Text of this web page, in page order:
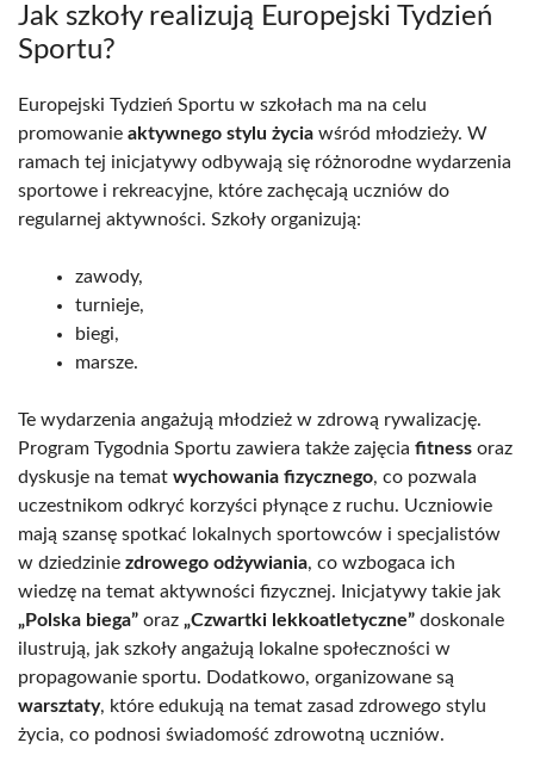
Jak szkoły realizują Europejski Tydzień
Sportu?
Europejski Tydzień Sportu w szkołach ma na celu
promowanie aktywnego stylu życia wśród młodzieży. W
ramach tej inicjatywy odbywają się różnorodne wydarzenia
sportowe i rekreacyjne, które zachęcają uczniów do
regularnej aktywności. Szkoły organizują:
zawody,
turnieje,
biegi,
marsze.
Te wydarzenia angażują młodzież w zdrową rywalizację.
Program Tygodnia Sportu zawiera także zajęcia fitness oraz
dyskusje na temat wychowania fizycznego, co pozwala
uczestnikom odkryć korzyści płynące z ruchu. Uczniowie
mają szansę spotkać lokalnych sportowców i specjalistów
w dziedzinie zdrowego odżywiania, co wzbogaca ich
wiedzę na temat aktywności fizycznej. Inicjatywy takie jak
„Polska biega” oraz „Czwartki lekkoatletyczne” doskonale
ilustrują, jak szkoły angażują lokalne społeczności w
propagowanie sportu. Dodatkowo, organizowane są
warsztaty, które edukują na temat zasad zdrowego stylu
życia, co podnosi świadomość zdrowotną uczniów.